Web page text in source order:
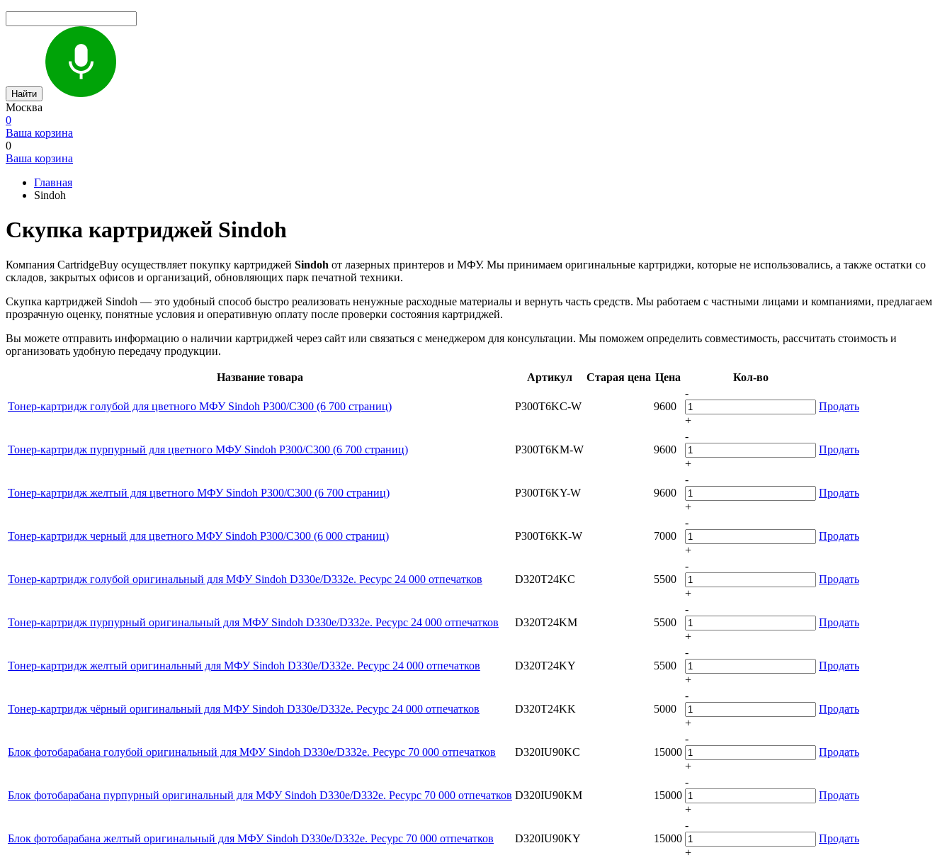
Найти
Москва
0
Ваша корзина
0
Ваша корзина
Главная
Sindoh
Скупка картриджей Sindoh
Компания CartridgeBuy осуществляет покупку картриджей Sindoh от лазерных принтеров и МФУ. Мы принимаем оригинальные картриджи, которые не использовались, а также остатки со
складов, закрытых офисов и организаций, обновляющих парк печатной техники.
Скупка картриджей Sindoh — это удобный способ быстро реализовать ненужные расходные материалы и вернуть часть средств. Мы работаем с частными лицами и компаниями, предлагаем
прозрачную оценку, понятные условия и оперативную оплату после проверки состояния картриджей.
Вы можете отправить информацию о наличии картриджей через сайт или связаться с менеджером для консультации. Мы поможем определить совместимость, рассчитать стоимость и
организовать удобную передачу продукции.
Название товара Артикул Старая цена Цена Кол-во
Тонер-картридж голубой для цветного МФУ Sindoh P300/C300 (6 700 страниц) P300T6KC-W 9600
-
+
Продать
Тонер-картридж пурпурный для цветного МФУ Sindoh P300/C300 (6 700 страниц) P300T6KM-W 9600
-
+
Продать
Тонер-картридж желтый для цветного МФУ Sindoh P300/C300 (6 700 страниц) P300T6KY-W 9600
-
+
Продать
Тонер-картридж черный для цветного МФУ Sindoh P300/C300 (6 000 страниц) P300T6KK-W 7000
-
+
Продать
Тонер-картридж голубой оригинальный для МФУ Sindoh D330e/D332e. Ресурс 24 000 отпечатков D320T24KC 5500
-
+
Продать
Тонер-картридж пурпурный оригинальный для МФУ Sindoh D330e/D332e. Ресурс 24 000 отпечатков D320T24KM 5500
-
+
Продать
Тонер-картридж желтый оригинальный для МФУ Sindoh D330e/D332e. Ресурс 24 000 отпечатков D320T24KY 5500
-
+
Продать
Тонер-картридж чёрный оригинальный для МФУ Sindoh D330e/D332e. Ресурс 24 000 отпечатков D320T24KK 5000
-
+
Продать
Блок фотобарабана голубой оригинальный для МФУ Sindoh D330e/D332e. Ресурс 70 000 отпечатков D320IU90KC 15000
-
+
Продать
Блок фотобарабана пурпурный оригинальный для МФУ Sindoh D330e/D332e. Ресурс 70 000 отпечатков D320IU90KM 15000
-
+
Продать
Блок фотобарабана желтый оригинальный для МФУ Sindoh D330e/D332e. Ресурс 70 000 отпечатков D320IU90KY 15000
-
+
Продать